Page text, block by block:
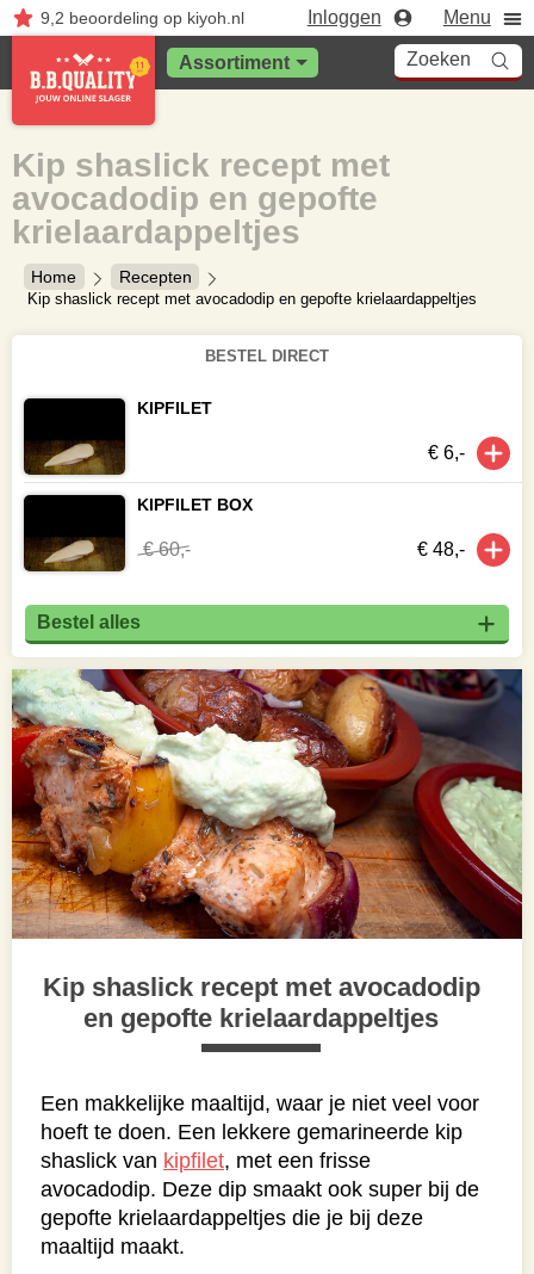
9,2 beoordelingop kiyoh.nl Inloggen Menu
Assortiment Zoeken
Home Recepten
Kip shaslick recept met avocadodip en gepofte krielaardappeltjes
Kip shaslick recept met
avocadodip en gepofte
krielaardappeltjes
Kip shaslick recept met avocadodip
en gepofte krielaardappeltjes
Een makkelijke maaltijd, waar je niet veel voor
hoeft te doen. Een lekkere gemarineerde kip
shaslick van kipfilet, met een frisse
avocadodip. Deze dip smaakt ook super bij de
gepofte krielaardappeltjes die je bij deze
maaltijd maakt.
BESTEL DIRECT
KIPFILET
€ 6,-
KIPFILET BOX
€ 60,- € 48,-
Bestel alles